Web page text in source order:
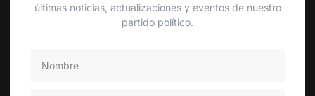
últimas noticias, actualizaciones y eventos de nuestro
partido político.